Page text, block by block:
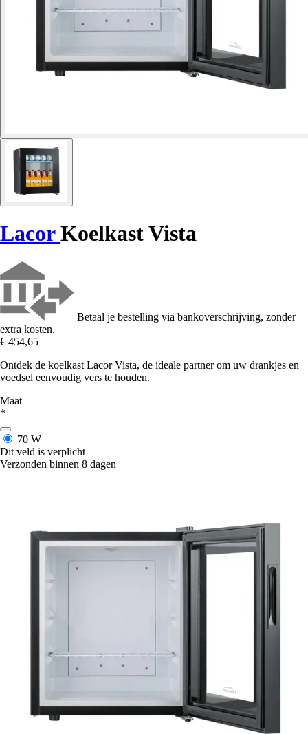
LacorKoelkast Vista
Betaal je bestelling via bankoverschrijving, zonder
extra kosten.
€ 454,65
Ontdek de koelkast Lacor Vista, de ideale partner om uw drankjes en
voedsel eenvoudig vers te houden.
Maat
*
70 W
Dit veld is verplicht
Verzonden binnen 8 dagen